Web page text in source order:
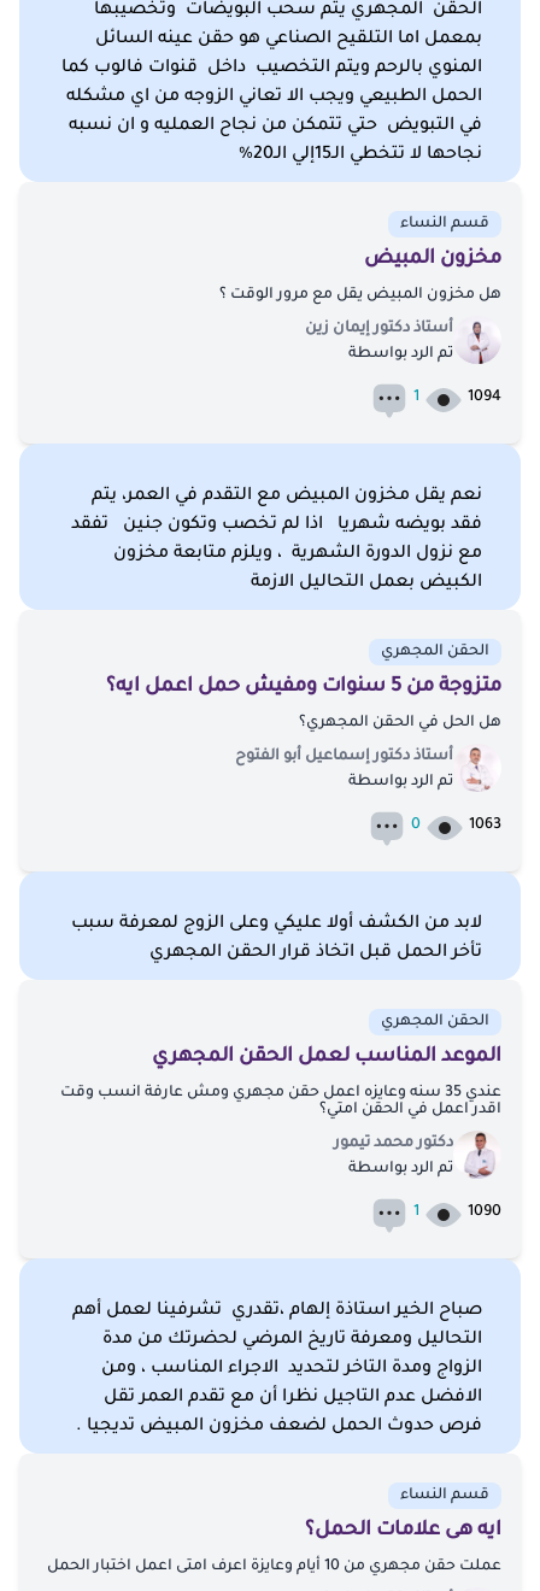
الحقن المجهري يتم سحب البويضات وتخصيبها
بمعمل اما التلقيح الصناعي هو حقن عينه السائل
المنوي بالرحم ويتم التخصيب داخل قنوات فالوب كما
الحمل الطبيعي ويجب الا تعاني الزوجه من اي مشكله
في التبويض حتي تتمكن من نجاح العمليه و ان نسبه
نجاحها لا تتخطي الـ15إلي الـ20%
قسم النساء
مخزون المبيض
هل مخزون المبيض يقل مع مرور الوقت ؟
أستاذ دكتور إيمان زين
تم الرد بواسطة
1094
1
نعم يقل مخزون المبيض مع التقدم في العمر، يتم
فقد بويضه شهريا اذا لم تخصب وتكون جنين تفقد
مع نزول الدورة الشهرية ، ويلزم متابعة مخزون
الكبيض بعمل التحاليل الازمة
الحقن المجهري
متزوجة من 5 سنوات ومفيش حمل اعمل ايه؟
هل الحل في الحقن المجهري؟
أستاذ دكتور إسماعيل أبو الفتوح
تم الرد بواسطة
1063
0
لابد من الكشف أولا عليكي وعلى الزوج لمعرفة سبب
تأخر الحمل قبل اتخاذ قرار الحقن المجهري
الحقن المجهري
الموعد المناسب لعمل الحقن المجهري
عندي 35 سنه وعايزه اعمل حقن مجهري ومش عارفة انسب وقت
اقدر اعمل في الحقن امتي؟
دكتور محمد تيمور
تم الرد بواسطة
1090
1
صباح الخير استاذة إلهام ،تقدري تشرفينا لعمل أهم
التحاليل ومعرفة تاريخ المرضي لحضرتك من مدة
الزواج ومدة التاخر لتحديد الاجراء المناسب ، ومن
الافضل عدم التاجيل نظرا أن مع تقدم العمر تقل
فرص حدوث الحمل لضعف مخزون المبيض تديجيا .
قسم النساء
ايه هى علامات الحمل؟
عملت حقن مجهري من 10 أيام وعايزة اعرف امتى اعمل اختبار الحمل